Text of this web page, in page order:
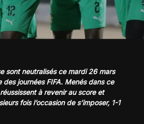
sont neutralisés ce mardi 26 mars
journées FIFA. Menés dans ce
à revenir au score et
fois l’occasion de s’imposer, 1-1